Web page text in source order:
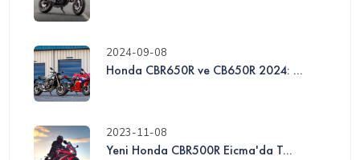
2024-09-08
Honda CBR650R ve CB650R 2024: ...
2023-11-08
Yeni Honda CBR500R Eicma'da T...